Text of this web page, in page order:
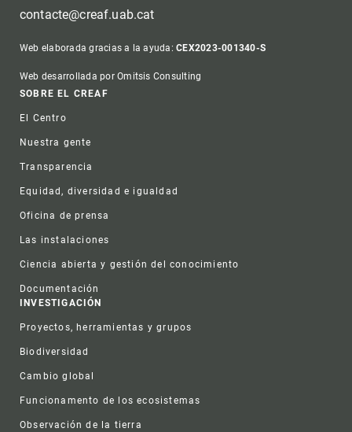
contacte@creaf.uab.cat
Web elaborada gracias a la ayuda:CEX2023-001340-S
Web desarrollada por Omitsis Consulting
Footer
SOBRE EL CREAF
El Centro
Nuestra gente
Transparencia
Equidad, diversidad e igualdad
Oficina de prensa
Las instalaciones
Ciencia abierta y gestión del conocimiento
Documentación
INVESTIGACIÓN
Proyectos, herramientas y grupos
Biodiversidad
Cambio global
Funcionamento de los ecosistemas
Observación de la tierra